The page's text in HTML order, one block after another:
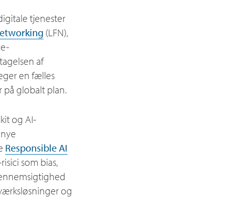
tjenester
(LFN),
af
en fælles
globalt plan.
og AI-
Responsible AI
som bias,
og